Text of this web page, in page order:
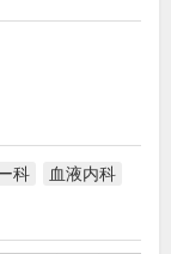
科 血液内科